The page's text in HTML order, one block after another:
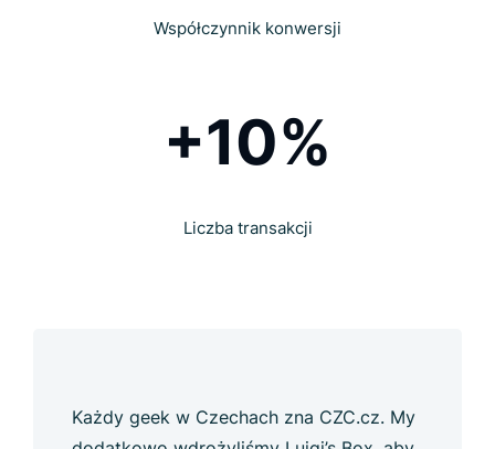
Współczynnik konwersji
+10%
Liczba transakcji
Każdy geek w Czechach zna CZC.cz. My